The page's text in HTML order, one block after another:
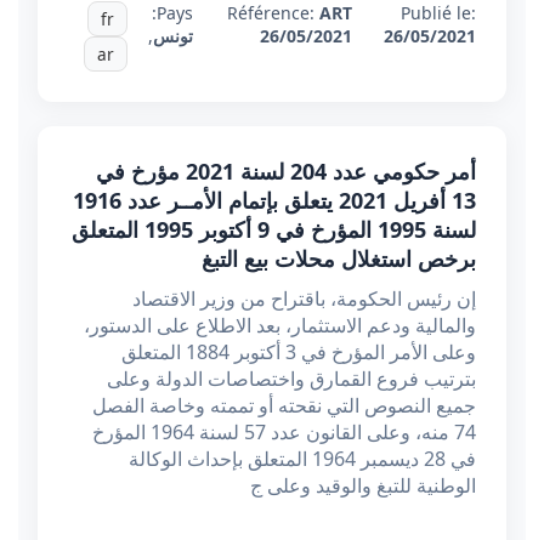
Publié le:
26/05/2021
Référence:ART
26/05/2021
Pays:
تونس,
fr
ar
أمر حكومي عدد 204 لسنة 2021 مؤرخ في
13 أفريل 2021 يتعلق بإتمام الأمــر عدد 1916
لسنة 1995 المؤرخ في 9 أكتوبر 1995 المتعلق
برخص استغلال محلات بيع التبغ
إن رئيس الحكومة، باقتراح من وزير الاقتصاد
والمالية ودعم الاستثمار، بعد الاطلاع على الدستور،
وعلى الأمر المؤرخ في 3 أكتوبر 1884 المتعلق
بترتيب فروع القمارق واختصاصات الدولة وعلى
جميع النصوص التي نقحته أو تممته وخاصة الفصل
74 منه، وعلى القانون عدد 57 لسنة 1964 المؤرخ
في 28 ديسمبر 1964 المتعلق بإحداث الوكالة
الوطنية للتبغ والوقيد وعلى ج